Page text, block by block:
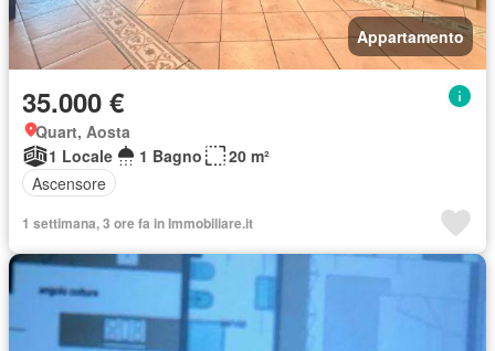
Appartamento
35.000 €
Quart, Aosta
1 Locale
1 Bagno
20 m²
Ascensore
1 settimana, 3 ore fa in Immobiliare.it